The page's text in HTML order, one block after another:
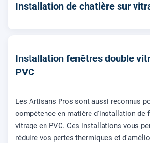
Installation de chatière sur
Installation fenêtres double
PVC
Les Artisans Pros sont aussi reconnus
compétence en matière d'installation de
vitrage en PVC. Ces installations vous
réduire vos pertes thermiques et